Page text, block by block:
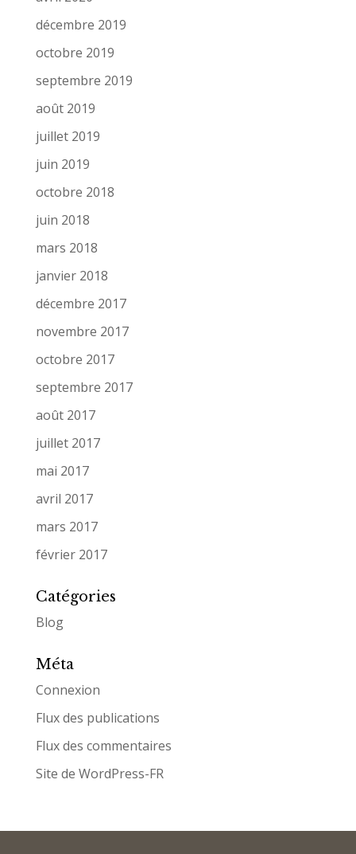
décembre 2019
octobre 2019
septembre 2019
août 2019
juillet 2019
juin 2019
octobre 2018
juin 2018
mars 2018
janvier 2018
décembre 2017
novembre 2017
octobre 2017
septembre 2017
août 2017
juillet 2017
mai 2017
avril 2017
mars 2017
février 2017
Catégories
Blog
Méta
Connexion
Flux des publications
Flux des commentaires
Site de WordPress-FR